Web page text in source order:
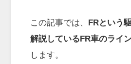
この記事では、 FRという
解説しているFR車のライ
します。